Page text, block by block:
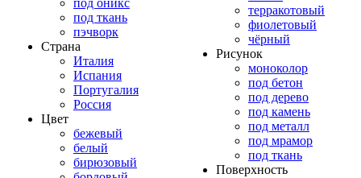
под оникс
под ткань
пэчворк
Страна
Италия
Испания
Португалия
Россия
Цвет
бежевый
белый
бирюзовый
терракотовый
фиолетовый
чёрный
Рисунок
моноколор
под бетон
под дерево
под камень
под металл
под мрамор
под ткань
Поверхность